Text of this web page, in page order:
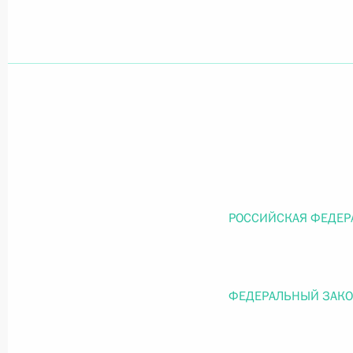
Официальный портал правовой информации
О внесении изменений в статью 11
РОССИЙСКАЯ
ФЕДЕРАЛЬНЫЙ